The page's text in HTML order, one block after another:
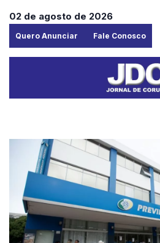
02 de agosto de 2026
Quero Anunciar Fale Conosco